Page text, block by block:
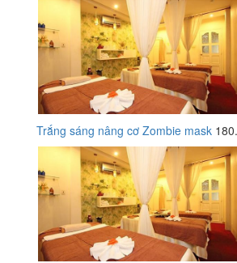
Trắng sáng nâng cơ Zombie mask